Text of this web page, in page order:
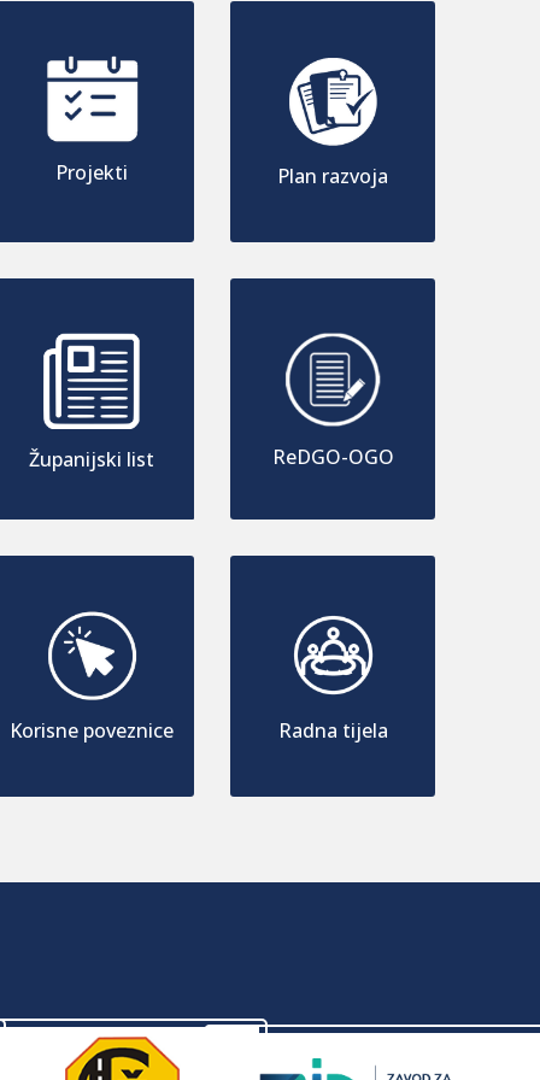
Projekti
Županijski list
Korisne poveznice
Plan razvoja
ReDGO-OGO
Radna tijela